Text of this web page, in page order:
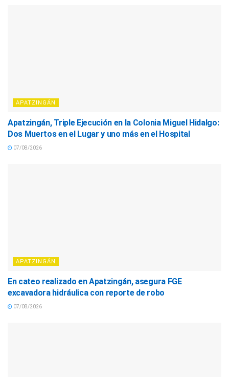
APATZINGÁN
Apatzingán, Triple Ejecución en la Colonia Miguel Hidalgo:
Dos Muertos en el Lugar y uno más en el Hospital
07/08/2026
APATZINGÁN
En cateo realizado en Apatzingán, asegura FGE
excavadora hidráulica con reporte de robo
07/08/2026